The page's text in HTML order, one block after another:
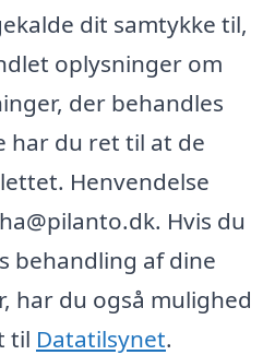
dit samtykke til,
oplysninger om
der behandles
har du ret til at de
Henvendelse
Hvis du
behandling af dine
har du også mulighed
til Datatilsynet.